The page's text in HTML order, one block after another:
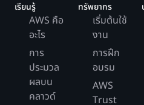
เรียนรู้
AWS คือ
อะไร
การ
ประมวล
ผลบน
คลาวด์
ทรัพยากร
เริ่มต้นใช้
งาน
การฝึก
อบรม
AWS
Trust